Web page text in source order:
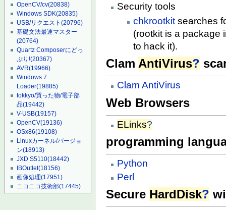
OpenCV/cv(20838)
Windows SDK(20835)
USB/リクエスト(20796)
基礎文法最速マスター
(20764)
Quartz Composerにどっ
ぷり!(20367)
AVR(19966)
Windows 7
Loader(19885)
tokkyo/買った物/電子部
品(19442)
V-USB(19157)
OpenCV(19136)
OSx86(19108)
Linuxカーネル/バージョ
ン(18913)
JXD S5110(18442)
IBOutlet(18156)
画像処理(17951)
ニコニコ技術部(17445)
Security tools
chkrootkit searches
(rootkit is a package
to hack it).
ClamAntiVirus?
Clam AntiVirus
Web Browsers
ELinks?
programming
Python
Perl
Secure HardDisk?